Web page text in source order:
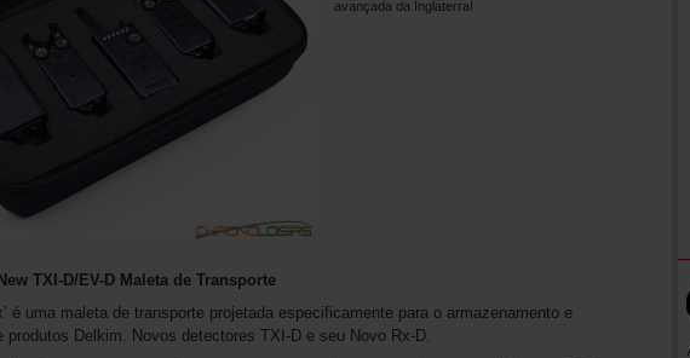
avançada da Inglaterra!
TXI-D/EV-D Maleta de Transporte
é uma maleta de transporte projetada especificamente para o armazenamento e
produtos Delkim. Novos detectores TXI-D e seu Novo Rx-D.